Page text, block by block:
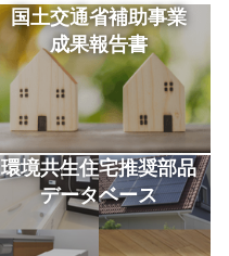
国土交通省補助事業
成果報告書
環境共生住宅推奨部品
データベース